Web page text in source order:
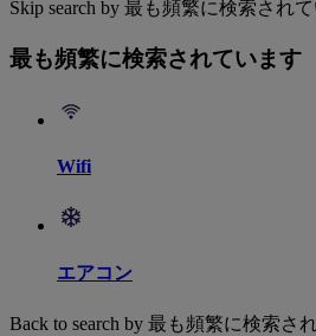
Skip search by 最も頻繁に検索され
最も頻繁に検索されています
Wifi
エアコン
Back to search by 最も頻繁に検索さ